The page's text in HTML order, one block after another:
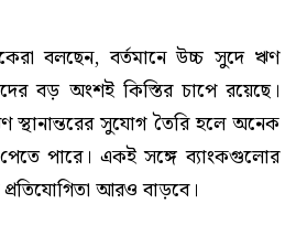
বলছেন, বর্তমানে উচ্চ সুদে ঋণ
বড় অংশই কিস্তির চাপে রয়েছে।
সুযোগ তৈরি হলে অনেক
পেতে পারে। একই সঙ্গে ব্যাংকগুলোর
আরও বাড়বে।